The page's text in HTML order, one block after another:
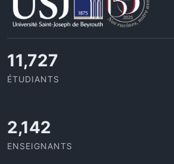
11,727
ÉTUDIANTS
2,142
ENSEIGNANTS